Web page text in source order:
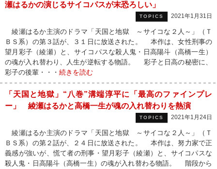
瀬はるかの演じるサイコパスが末恐ろしい」
TOPICS 2021年1月31日
綾瀬はるか主演のドラマ「天国と地獄 ～サイコな２人～」（Ｔ
ＢＳ系）の第３話が、３１日に放送された。 本作は、女性刑事の
望月彩子（綾瀬）と、サイコパスな殺人鬼・日高陽斗（高橋一生）
の魂が入れ替わり、人生が逆転する物語。 彩子と日高の秘密に、
彩子の後輩・・・ 続きを読む
「天国と地獄」“八巻”溝端淳平に「最高のファインプレ
ー」 綾瀬はるかと高橋一生が魂の入れ替わりを熱演
TOPICS 2021年1月24日
綾瀬はるか主演のドラマ「天国と地獄 ～サイコな２人～」（Ｔ
ＢＳ系）の第２話が、２４日に放送された。 本作は、努力家で正
義感が強いが、慌て者の刑事・望月彩子（綾瀬）と、サイコパスな
殺人鬼・日高陽斗（高橋一生）の魂が入れ替わる物語。 階段から